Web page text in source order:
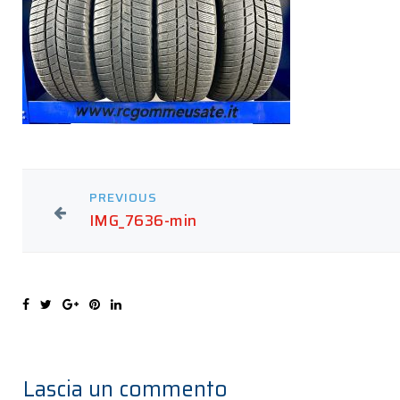
PREVIOUS
IMG_7636-min
Lascia un commento